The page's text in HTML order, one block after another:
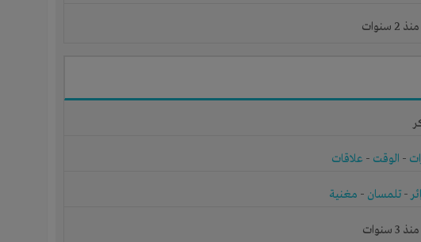
- الوقت - علاقات
- تلمسان - مغنية